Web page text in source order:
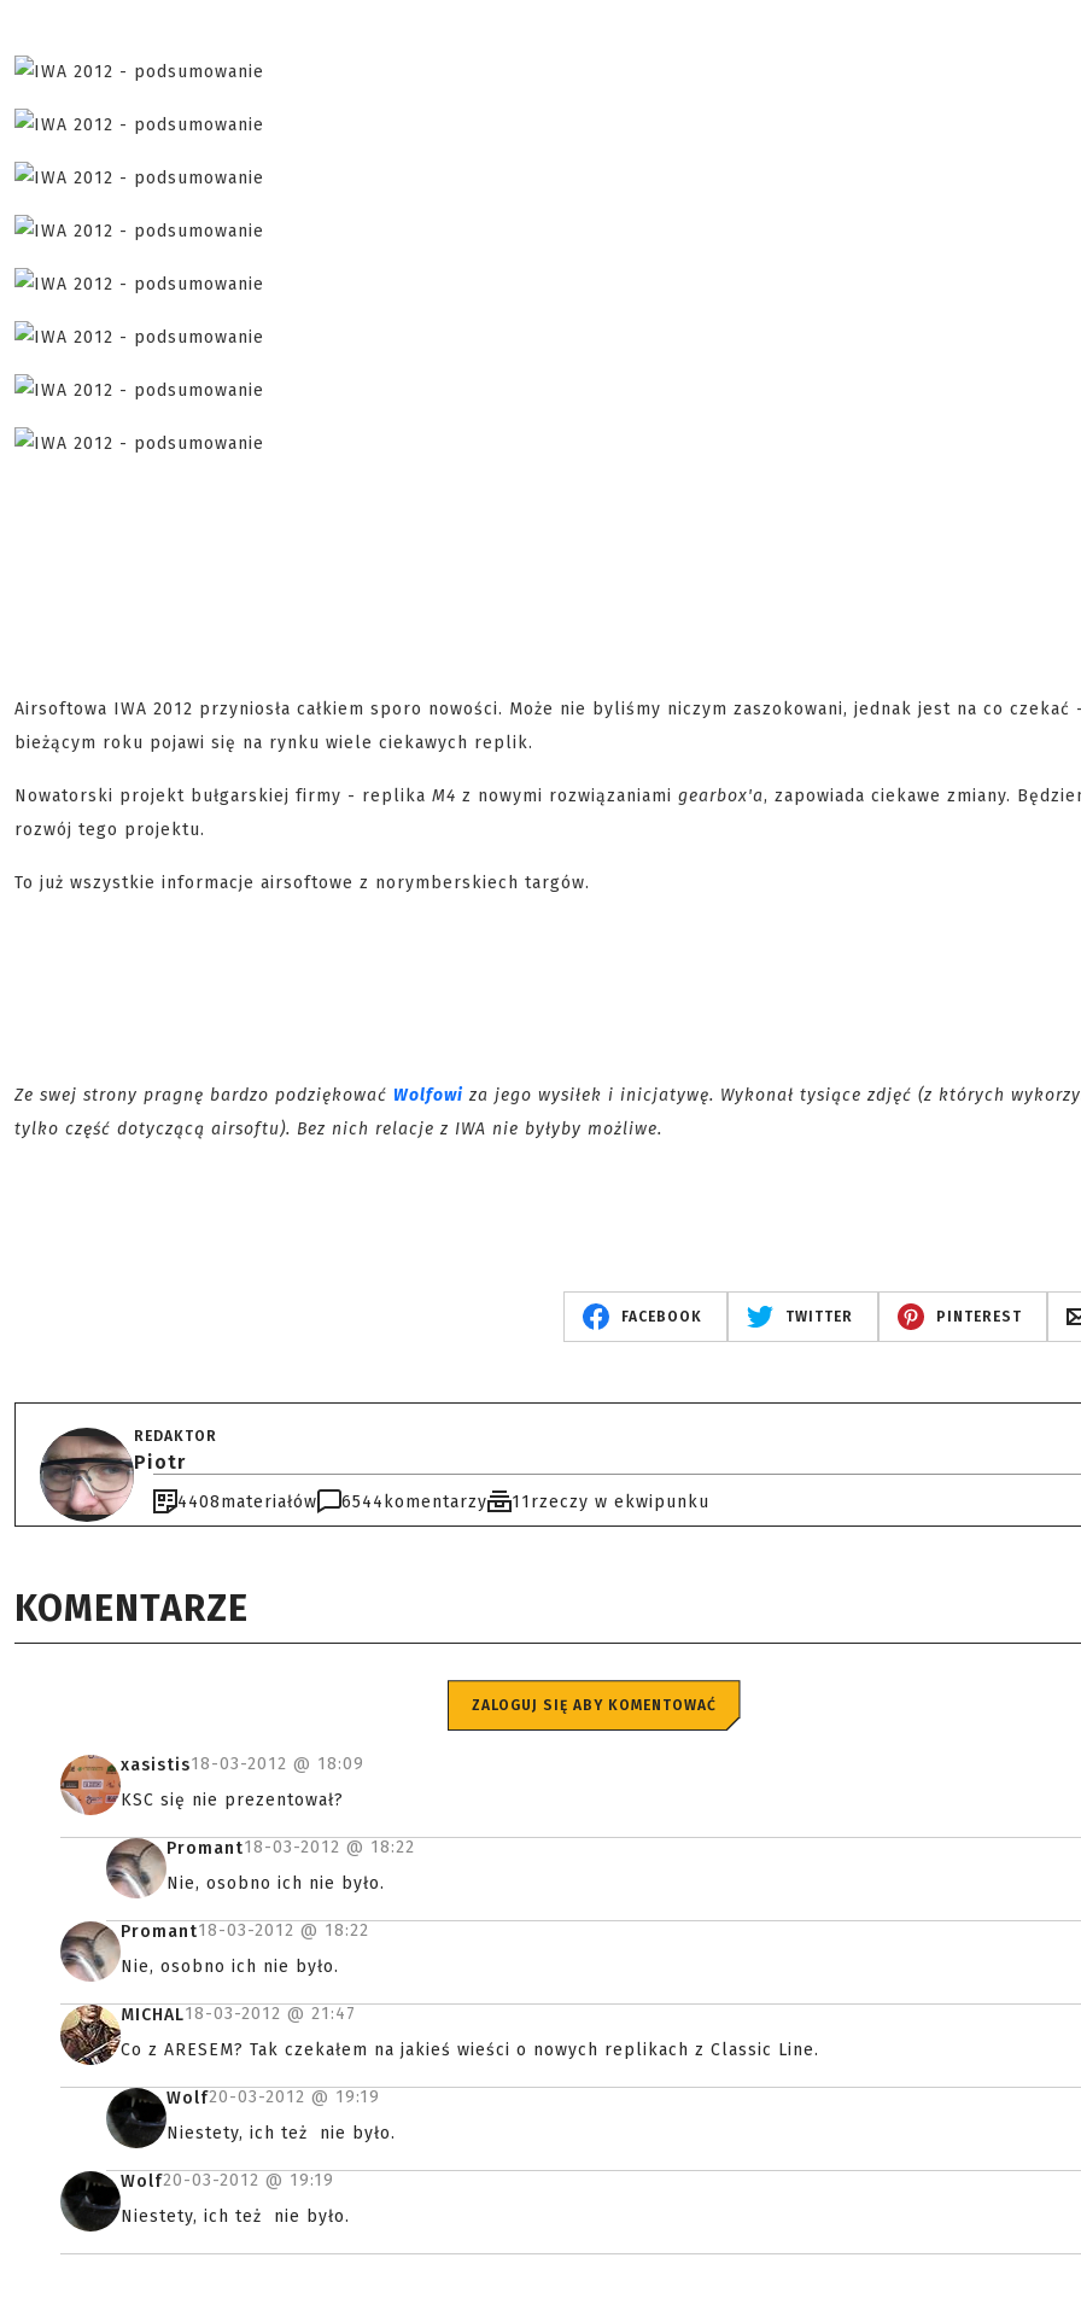
Airsoftowa IWA 2012 przyniosła całkiem sporo nowości. Może nie byliśmy niczym zaszokowani, jednak jest na co czekać
bieżącym roku pojawi się na rynku wiele ciekawych replik.
Nowatorski projekt bułgarskiej firmy - replika M4 z nowymi rozwiązaniami gearbox'a, zapowiada ciekawe zmiany.
rozwój tego projektu.
To już wszystkie informacje airsoftowe z norymberskiech targów.
Ze swej strony pragnę bardzo podziękować Wolfowi za jego wysiłek i inicjatywę. Wykonał tysiące zdjęć (z których
tylko część dotyczącą airsoftu). Bez nich relacje z IWA nie byłyby możliwe.
FACEBOOK TWITTER PINTEREST
REDAKTOR
Piotr
4408materiałów 6544 komentarzy 11rzeczy w ekwipunku
KOMENTARZE
ZALOGUJ SIĘ ABY KOMENTOWAĆ
xasistis18-03-2012 @ 18:09
KSC się nie prezentował?
Promant18-03-2012 @ 18:22
Nie, osobno ich nie było.
Promant18-03-2012 @ 18:22
Nie, osobno ich nie było.
MICHAL18-03-2012 @ 21:47
Co z ARESEM? Tak czekałem na jakieś wieści o nowych replikach z Classic Line.
Wolf20-03-2012 @ 19:19
Niestety, ich też nie było.
Wolf20-03-2012 @ 19:19
Niestety, ich też nie było.